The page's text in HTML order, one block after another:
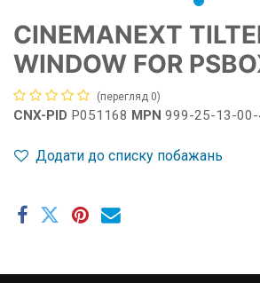
CINEMANEXT
WINDOW FOR
(перегляд 0)
CNX-PID P051168 MPN 999-25-13-00-
Додати до списку побажань